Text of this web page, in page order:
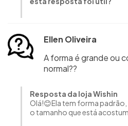
Ellen Oliveira
A forma é grande ou
normal??
Resposta da loja Wishin
Olá!😊Ela tem forma
o tamanho que está